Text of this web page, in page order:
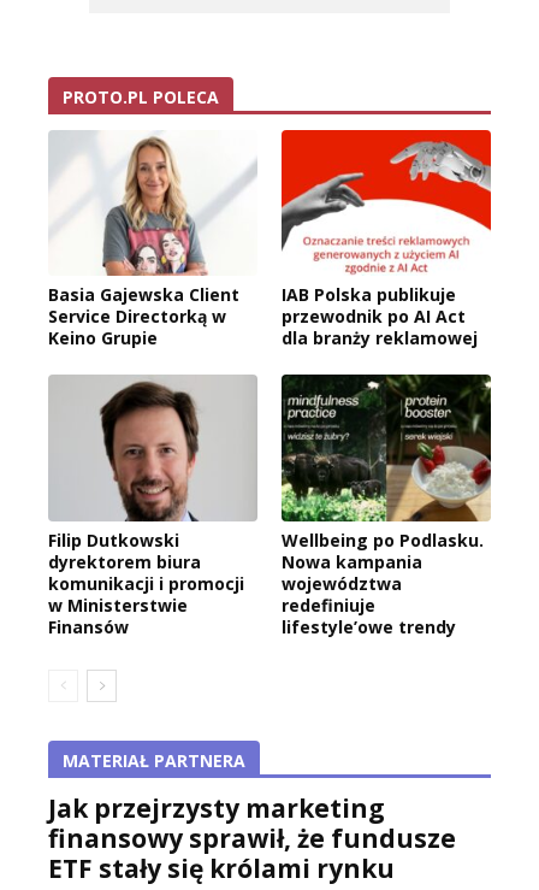
PROTO.PL POLECA
Basia Gajewska Client
Service Directorką w
Keino Grupie
IAB Polska publikuje
przewodnik po AI Act
dla branży reklamowej
Filip Dutkowski
dyrektorem biura
komunikacji i promocji
w Ministerstwie
Finansów
Wellbeing po Podlasku.
Nowa kampania
województwa
redefiniuje
lifestyle’owe trendy
MATERIAŁ PARTNERA
Jak przejrzysty marketing
finansowy sprawił, że fundusze
ETF stały się królami rynku